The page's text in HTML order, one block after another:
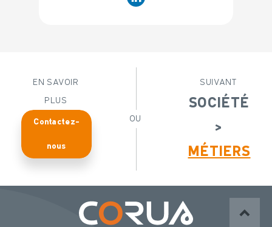
EN SAVOIR
PLUS
Contactez-
nous
OU
SUIVANT
SOCIÉTÉ
>
MÉTIERS